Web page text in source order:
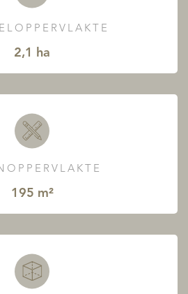
2,1 ha
195 m²